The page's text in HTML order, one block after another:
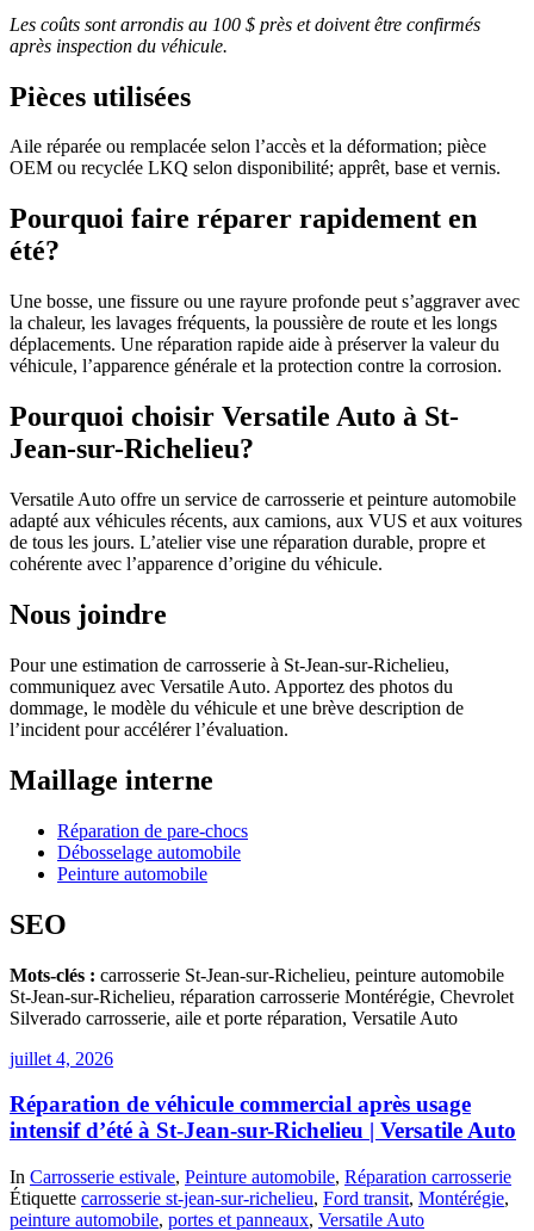
Les coûts sont arrondis au 100 $ près et doivent être confirmés
après inspection du véhicule.
Pièces utilisées
Aile réparée ou remplacée selon l’accès et la déformation; pièce
OEM ou recyclée LKQ selon disponibilité; apprêt, base et vernis.
Pourquoi faire réparer rapidement en
été?
Une bosse, une fissure ou une rayure profonde peut s’aggraver avec
la chaleur, les lavages fréquents, la poussière de route et les longs
déplacements. Une réparation rapide aide à préserver la valeur du
véhicule, l’apparence générale et la protection contre la corrosion.
Pourquoi choisir Versatile Auto à St-
Jean-sur-Richelieu?
Versatile Auto offre un service de carrosserie et peinture automobile
adapté aux véhicules récents, aux camions, aux VUS et aux voitures
de tous les jours. L’atelier vise une réparation durable, propre et
cohérente avec l’apparence d’origine du véhicule.
Nous joindre
Pour une estimation de carrosserie à St-Jean-sur-Richelieu,
communiquez avec Versatile Auto. Apportez des photos du
dommage, le modèle du véhicule et une brève description de
l’incident pour accélérer l’évaluation.
Maillage interne
Réparation de pare-chocs
Débosselage automobile
Peinture automobile
SEO
Mots-clés : carrosserie St-Jean-sur-Richelieu, peinture automobile
St-Jean-sur-Richelieu, réparation carrosserie Montérégie, Chevrolet
Silverado carrosserie, aile et porte réparation, Versatile Auto
juillet 4, 2026
Réparation de véhicule commercial après usage
intensif d’été à St-Jean-sur-Richelieu | Versatile Auto
In Carrosserie estivale, Peinture automobile, Réparation carrosserie
Étiquette carrosserie st-jean-sur-richelieu, Ford transit, Montérégie,
peinture automobile, portes et panneaux, Versatile Auto